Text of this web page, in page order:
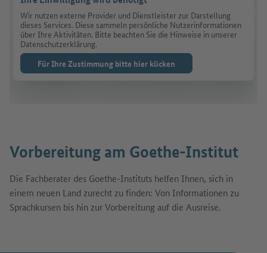
Wir nutzen externe Provider und Dienstleister zur Darstellung
dieses Services. Diese sammeln persönliche Nutzerinformationen
über Ihre Aktivitäten. Bitte beachten Sie die Hinweise in unserer
Datenschutzerklärung.
Für Ihre Zustimmung bitte hier klicken
Vorbereitung am Goethe-Institut
Die Fachberater des Goethe-Instituts helfen Ihnen, sich in
einem neuen Land zurecht zu finden: Von Informationen zu
Sprachkursen bis hin zur Vorbereitung auf die Ausreise.